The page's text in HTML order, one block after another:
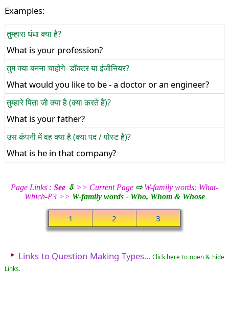
Examples:
तुम्हारा धंधा क्या है?
What is your profession?
तुम क्या बनना चाहोगे- डॉक्टर या इंजीनियर?
What would you like to be - a doctor or an engineer?
तुम्हारे पिता जी क्या है (क्या करते हैं)?
What is your father?
उस कंपनी में वह क्या है (क्या पद / पोस्ट है)?
What is he in that company?
Page Links : See ⇩ >> Current Page ⇨W-family words: What-
Which-P3 >> W-family words - Who, Whom & Whose
1 2 3
► Links to Question Making Types...Click here to open & hide
Links.